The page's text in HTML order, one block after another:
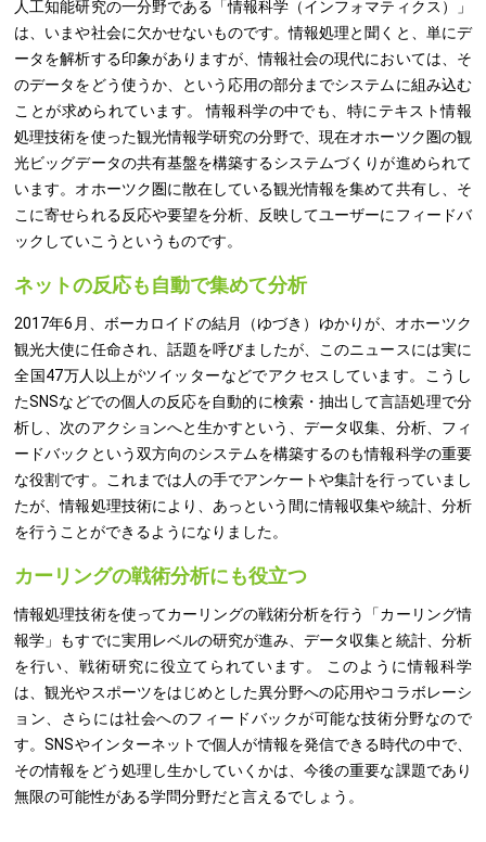
人工知能研究の一分野である「情報科学（インフォマティクス）」
は、いまや社会に欠かせないものです。情報処理と聞くと、単にデ
ータを解析する印象がありますが、情報社会の現代においては、そ
のデータをどう使うか、という応用の部分までシステムに組み込む
ことが求められています。 情報科学の中でも、特にテキスト情報
処理技術を使った観光情報学研究の分野で、現在オホーツク圏の観
光ビッグデータの共有基盤を構築するシステムづくりが進められて
います。オホーツク圏に散在している観光情報を集めて共有し、そ
こに寄せられる反応や要望を分析、反映してユーザーにフィードバ
ックしていこうというものです。
ネットの反応も自動で集めて分析
2017年6月、ボーカロイドの結月（ゆづき）ゆかりが、オホーツク
観光大使に任命され、話題を呼びましたが、このニュースには実に
全国47万人以上がツイッターなどでアクセスしています。こうし
たSNSなどでの個人の反応を自動的に検索・抽出して言語処理で分
析し、次のアクションへと生かすという、データ収集、分析、フィ
ードバックという双方向のシステムを構築するのも情報科学の重要
な役割です。これまでは人の手でアンケートや集計を行っていまし
たが、情報処理技術により、あっという間に情報収集や統計、分析
を行うことができるようになりました。
カーリングの戦術分析にも役立つ
情報処理技術を使ってカーリングの戦術分析を行う「カーリング情
報学」もすでに実用レベルの研究が進み、データ収集と統計、分析
を行い、戦術研究に役立てられています。 このように情報科学
は、観光やスポーツをはじめとした異分野への応用やコラボレーシ
ョン、さらには社会へのフィードバックが可能な技術分野なので
す。SNSやインターネットで個人が情報を発信できる時代の中で、
その情報をどう処理し生かしていくかは、今後の重要な課題であり
無限の可能性がある学問分野だと言えるでしょう。